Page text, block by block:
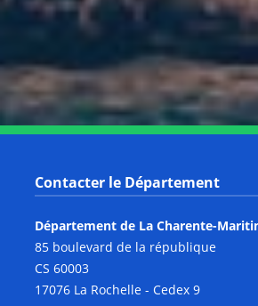
Notre
Contacter le Département
Département de La Charente-
85 boulevard de la république
CS 60003
17076 La Rochelle - Cedex 9